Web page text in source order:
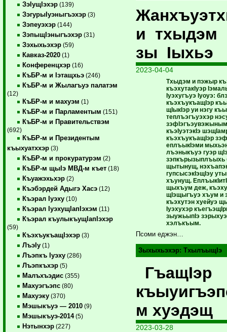
ЗэIущIэхэр (139)
ЗэгурыIуэныгъэхэр (3)
Зэпеуэхэр (144)
ЗэпыщIэныгъэхэр (31)
Зэхыхьэхэр (59)
Кавказ-2020 (1)
Конференцхэр (16)
КъБР-м и Iэтащхьэ (246)
КъБР-м и Жылагъуэ палатэм
(12)
КъБР-м и махуэм (1)
КъБР-м и Парламентым (151)
КъБР-м и Правительствэм
(692)
КъБР-м и Президентым
къыхуатххэр (3)
КъБР-м и прокуратурэм (2)
КъБР-м щыIэ МВД-м къет (18)
Къуажэхьхэр (2)
Къэбэрдей Адыгэ Хасэ (12)
Къэрал Iуэху (10)
Къэрал IуэхущIапIэхэм (11)
Къэрал къулыкъущIапIэхэр
(59)
КъэхъукъащIэхэр (3)
ЛъэIу (1)
Лъэпкъ Iуэху (286)
Лъэпкъхэр (5)
Малъхъэдис (355)
Махуэгъэпс (80)
Махуэку (370)
Мэшыкъуэ — 2010 (9)
Мэшыкъуэ-2014(5)
Нэтынхэр (227)
и
зы Iыхьэ
2023-04-04
Тхыдэм и пэжыр
къэхутакIуэр
Iуэхугъуэ Iуоуэ:
къэхъукъащIэр
щIыкIэр уи нэгу
теплъэгъуэхэр
къэIуэтэкIэ
къэхъукъащIэр
еплъыкIэми
лъэныкъуэ гуэр
зэпкърызыплъыхь
щытынущ,
гупсысэкIэщIэу
хъунущ.
щыхъум деж,
щIэщыгъуэ хъум и
къэхутэн хуейуэ
Iуэхухэр
зыужьыпIэ
хэлъкъым.
Псоми еджэн…
Зыхыхьэхэр:ТхылъыщIэ
ГъащIэр
м хуэдэщ
2023-03-28